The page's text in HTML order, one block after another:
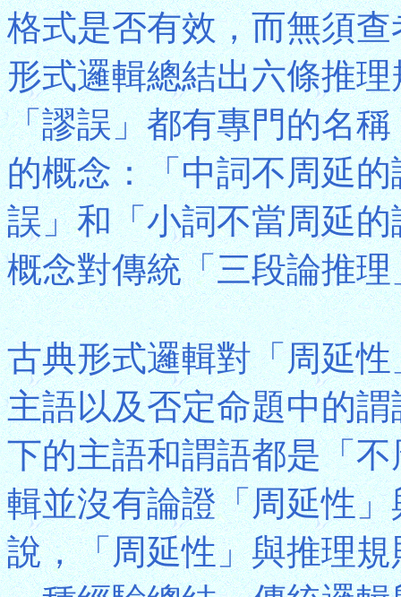
格式是否有效，而無須
形式邏輯總結出六條推
「謬誤」都有專門的名
的概念：「中詞不周延
誤」和「小詞不當周延
概念對傳統「三段論推
古典形式邏輯對「周延
主語以及否定命題中的
下的主語和謂語都是「
輯並沒有論證「周延性
說，「周延性」與推理